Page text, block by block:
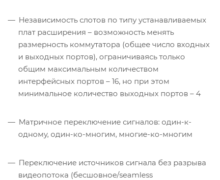
Независимость слотов по типу устанавливаемых
плат расширения – возможность менять
размерность коммутатора (общее число входных
и выходных портов), ограничиваясь только
общим максимальным количеством
интерфейсных портов – 16, но при этом
минимальное количество выходных портов – 4
Матричное переключение сигналов: один-к-
одному, один-ко-многим, многие-ко-многим
Переключение источников сигнала без разрыва
видеопотока (бесшовное/seamless